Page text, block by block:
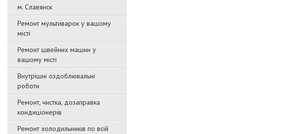
м. Славянск
Ремонт мультиварок у вашому
місті
Ремонт швейних машин у
вашому місті
Внутрішні оздоблювальні
роботи
Ремонт, чистка, дозаправка
кондиціонерів
Ремонт холодильників по всій